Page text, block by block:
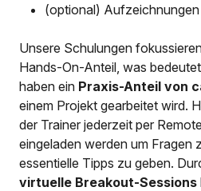
(optional)
Unsere Schulungen
Hands-On-Anteil, was
haben ein Praxis-Anteil von
einem Projekt gearbeitet wird.
der Trainer jederzeit per
eingeladen werden um Fragen
essentielle Tipps zu geben.
virtuelle Breakout-Sessions